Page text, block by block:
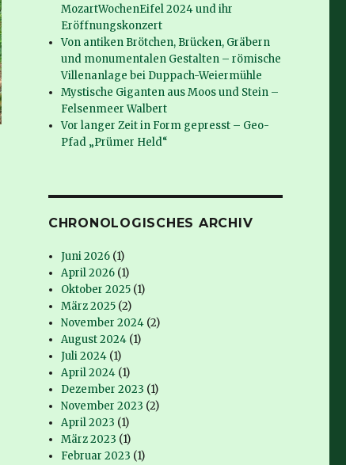
MozartWochenEifel 2024 und ihr
Eröffnungskonzert
Von antiken Brötchen, Brücken, Gräbern
und monumentalen Gestalten – römische
Villenanlage bei Duppach-Weiermühle
Mystische Giganten aus Moos und Stein –
Felsenmeer Walbert
Vor langer Zeit in Form gepresst – Geo-
Pfad „Prümer Held“
CHRONOLOGISCHES ARCHIV
Juni 2026 (1)
April 2026 (1)
Oktober 2025 (1)
März 2025 (2)
November 2024 (2)
August 2024 (1)
Juli 2024 (1)
April 2024 (1)
Dezember 2023 (1)
November 2023 (2)
April 2023 (1)
März 2023 (1)
Februar 2023 (1)